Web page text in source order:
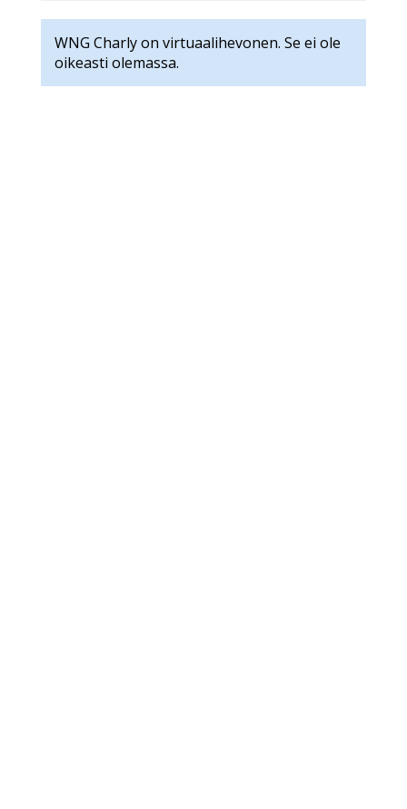
WNG Charly on virtuaalihevonen. Se ei ole
oikeasti olemassa.